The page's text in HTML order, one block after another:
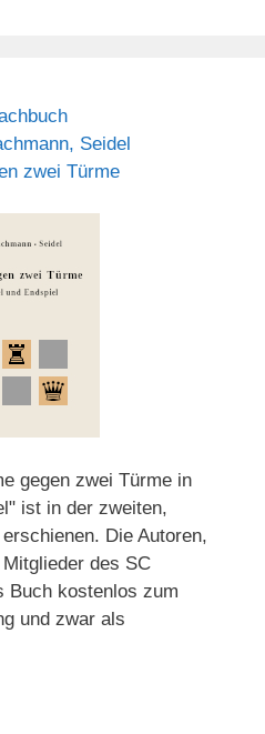
Seidel
zwei Türme
gegen zwei Türme in
ist in der zweiten,
Die Autoren,
des SC
Buch kostenlos zum
und zwar als